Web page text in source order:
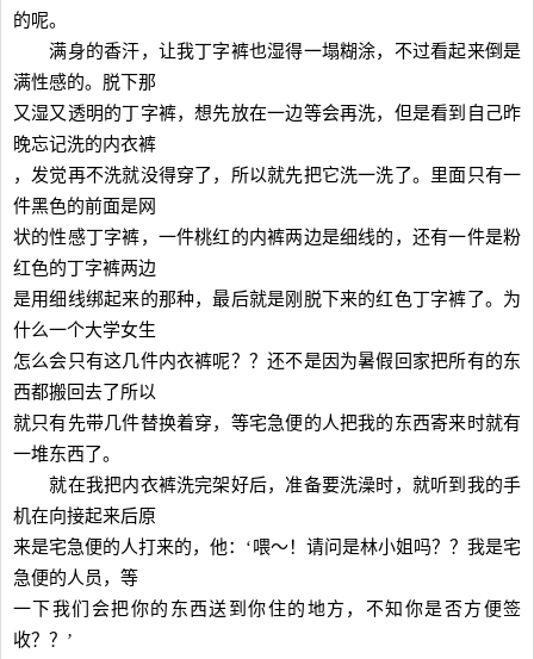
的呢。
满身的香汗，让我丁字裤也湿得一塌糊涂，不过看起来倒是
满性感的。脱下那
又湿又透明的丁字裤，想先放在一边等会再洗，但是看到自己昨
晚忘记洗的内衣裤
，发觉再不洗就没得穿了，所以就先把它洗一洗了。里面只有一
件黑色的前面是网
状的性感丁字裤，一件桃红的内裤两边是细线的，还有一件是粉
红色的丁字裤两边
是用细线绑起来的那种，最后就是刚脱下来的红色丁字裤了。为
什么一个大学女生
怎么会只有这几件内衣裤呢？？还不是因为暑假回家把所有的东
西都搬回去了所以
就只有先带几件替换着穿，等宅急便的人把我的东西寄来时就有
一堆东西了。
就在我把内衣裤洗完架好后，准备要洗澡时，就听到我的手
机在向接起来后原
来是宅急便的人打来的，他：‘喂～！请问是林小姐吗？？我是宅
急便的人员，等
一下我们会把你的东西送到你住的地方，不知你是否方便签
收？？’